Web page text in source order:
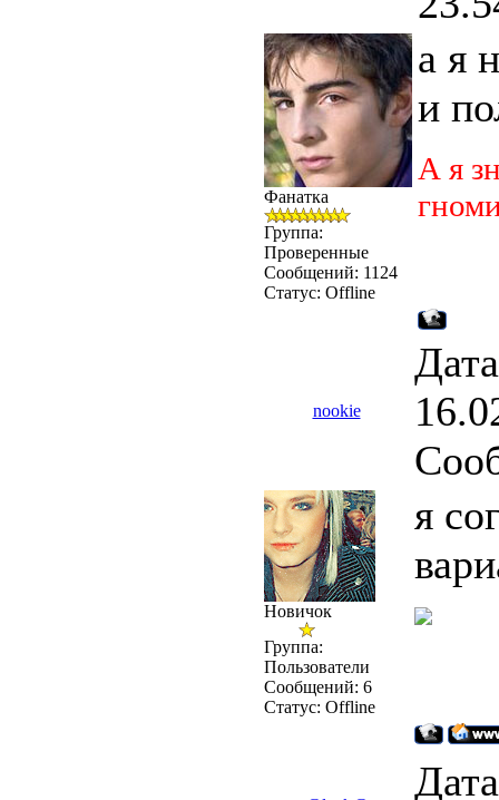
Фанатка
Группа:
Проверенные
Сообщений: 1124
Статус: Offline
а я
и
А я
nookie
Новичок
Группа:
Пользователи
Сообщений: 6
Статус: Offline
я